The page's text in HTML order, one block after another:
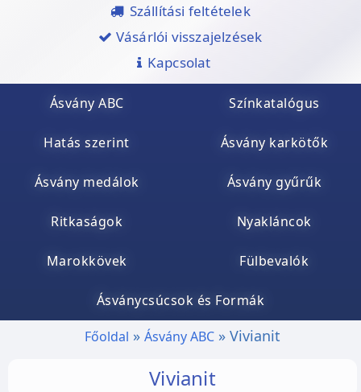
Szállítási feltételek
Vásárlói visszajelzések
Kapcsolat
Ásvány ABC Színkatalógus
Hatás szerint Ásvány karkötők
Ásvány medálok Ásvány gyűrűk
Ritkaságok Nyakláncok
Marokkövek Fülbevalók
Ásványcsúcsok és Formák
Főoldal Ásvány ABC Vivianit
Vivianit